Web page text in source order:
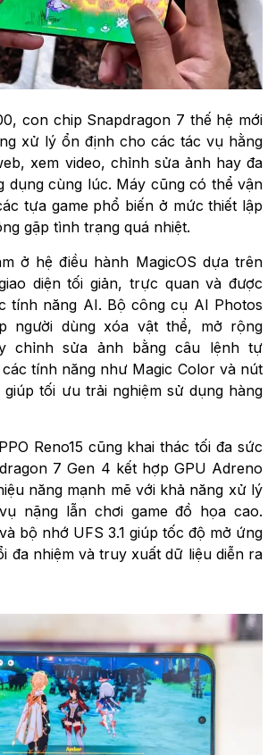
con chip Snapdragon 7 thế hệ mới
xử lý ổn định cho các tác vụ hằng
xem video, chỉnh sửa ảnh hay đa
dụng cùng lúc. Máy cũng có thể vận
tựa game phổ biến ở mức thiết lập
gặp tình trạng quá nhiệt.
ở hệ điều hành MagicOS dựa trên
diện tối giản, trực quan và được
tính năng AI. Bộ công cụ AI Photos
người dùng xóa vật thể, mở rộng
chỉnh sửa ảnh bằng câu lệnh tự
tính năng như Magic Color và nút
tối ưu trải nghiệm sử dụng hàng
Reno15 cũng khai thác tối đa sức
7 Gen 4 kết hợp GPU Adreno
năng mạnh mẽ với khả năng xử lý
nặng lẫn chơi game đồ họa cao.
bộ nhớ UFS 3.1 giúp tốc độ mở ứng
đa nhiệm và truy xuất dữ liệu diễn ra